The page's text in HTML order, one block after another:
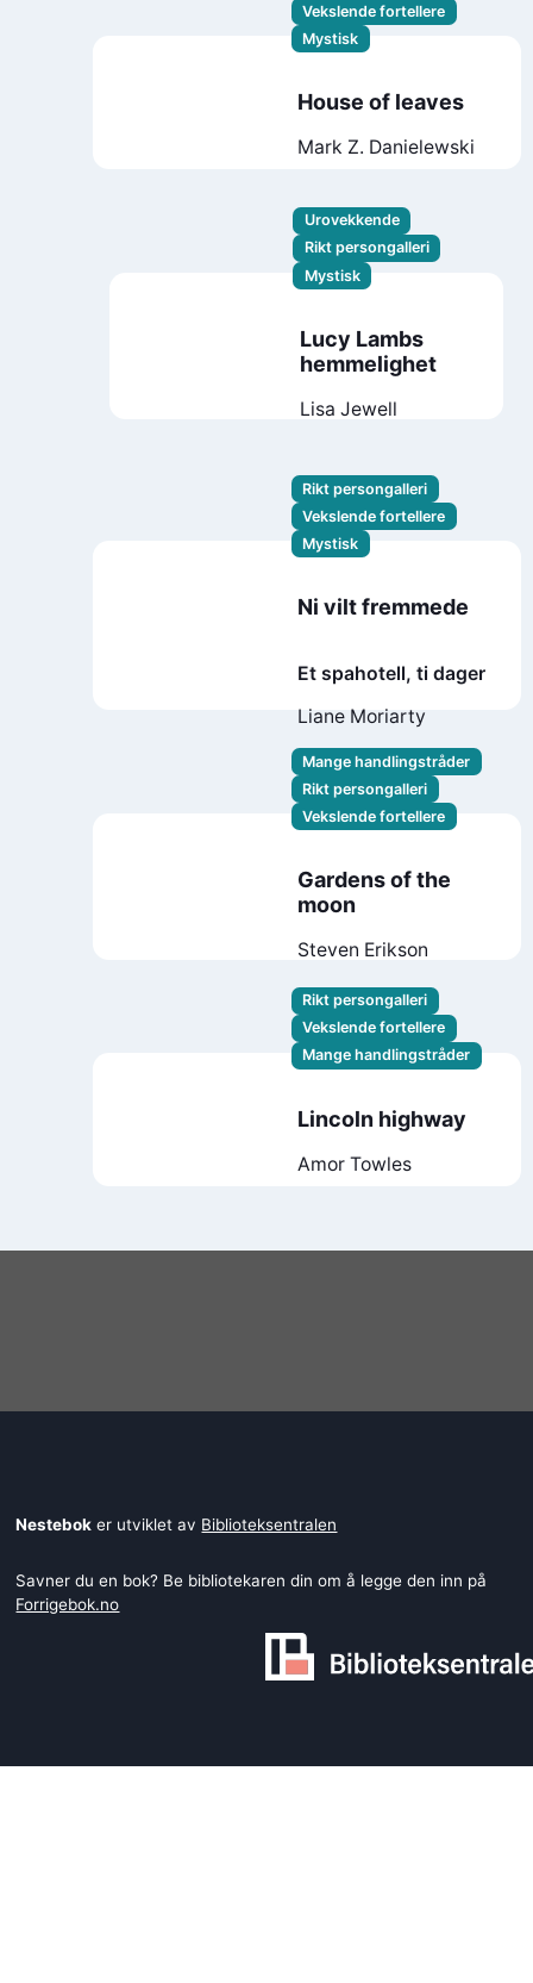
Vekslende fortellere
Mystisk
House of leaves
Mark Z. Danielewski
Urovekkende
Rikt persongalleri
Mystisk
Lucy Lambs
hemmelighet
Lisa Jewell
Rikt persongalleri
Vekslende fortellere
Mystisk
Ni vilt fremmede
Et spahotell, ti dager
Liane Moriarty
Mange handlingstråder
Rikt persongalleri
Vekslende fortellere
Gardens of the
moon
Steven Erikson
Rikt persongalleri
Vekslende fortellere
Mange handlingstråder
Lincoln highway
Amor Towles
Nestebok er utviklet av Biblioteksentralen
Savner du en bok? Be bibliotekaren din om å legge den inn på
Forrigebok.no